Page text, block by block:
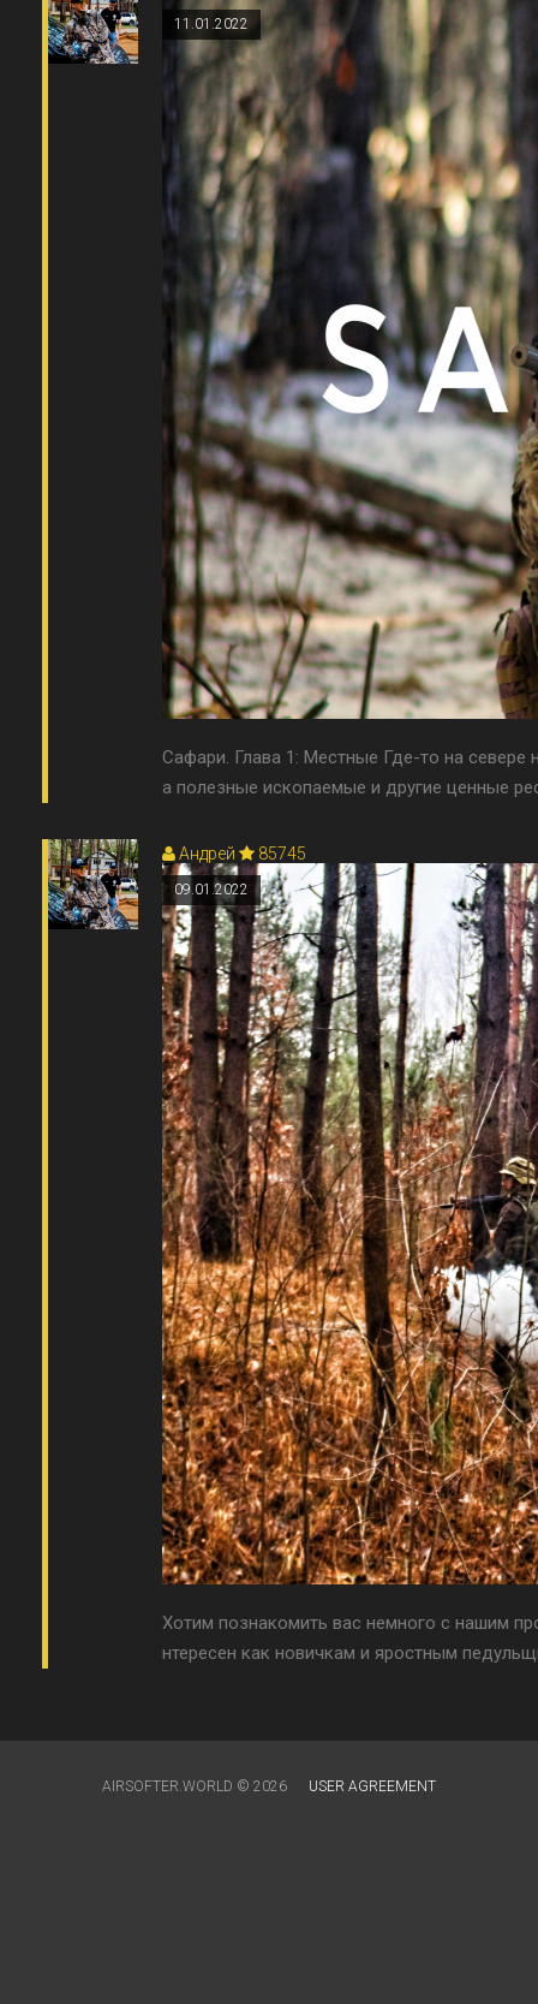
11.01.2022
Сафари. Глава 1: Местные Где-то на севере
а полезные ископаемые и другие ценные
Андрей 85745
09.01.2022
Хотим познакомить вас немного с нашим
нтересен как новичкам и яростным
AIRSOFTER.WORLD © 2026 USER AGREEMENT